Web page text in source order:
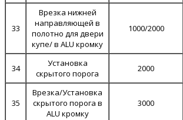
33
Врезка нижней
направляющей в
полотно для двери
купе/ в ALU кромку
1000/2000
34
Установка
скрытого порога
2000
35
Врезка/Установка
скрытого порога в
ALU кромку
3000